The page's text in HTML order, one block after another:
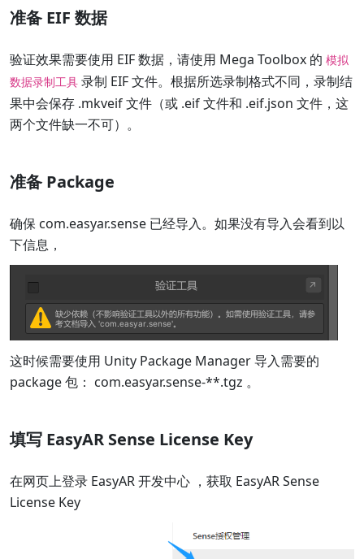
准备 EIF 数据
验证效果需要使用 EIF 数据，请使用 Mega Toolbox 的 模拟
数据录制工具 录制 EIF 文件。根据所选录制格式不同，录制结
果中会保存 .mkveif 文件（或 .eif 文件和 .eif.json 文件，这
两个文件缺一不可）。
准备 Package
确保 com.easyar.sense 已经导入。如果没有导入会看到以
下信息，
这时候需要使用 Unity Package Manager 导入需要的
package 包： com.easyar.sense-**.tgz 。
填写 EasyAR Sense License Key
在网页上登录 EasyAR 开发中心 ，获取 EasyAR Sense
License Key